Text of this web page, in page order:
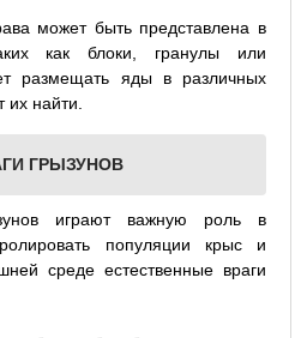
может быть представлена в
как блоки, гранулы или
размещать яды в различных
их найти.
ГРЫЗУНОВ
играют важную роль в
популяции крыс и
среде естественные враги